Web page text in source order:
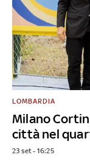
Milano
città nel
LOMBARDIA
23 set - 16:25